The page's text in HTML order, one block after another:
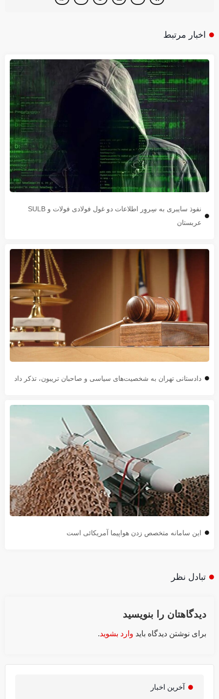
اخبار مرتبط
نفوذ سایبری به سِروِر اطلاعات دو غول فولادی فولات و SULB
عربستان
دادستانی تهران به شخصیت‌های سیاسی و صاحبان تریبون، تذکر داد
این سامانه متخصص زدن هواپیما آمریکائی است
تبادل نظر
دیدگاهتان را بنویسید
برای نوشتن دیدگاه باید وارد بشوید.
آخرین اخبار